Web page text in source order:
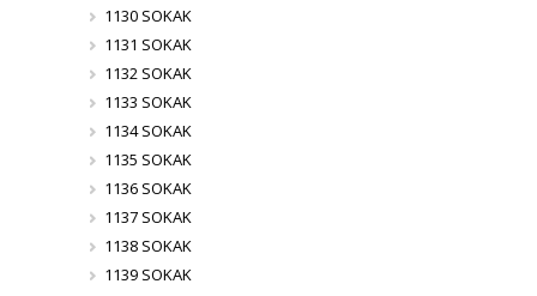
1130 SOKAK
1131 SOKAK
1132 SOKAK
1133 SOKAK
1134 SOKAK
1135 SOKAK
1136 SOKAK
1137 SOKAK
1138 SOKAK
1139 SOKAK